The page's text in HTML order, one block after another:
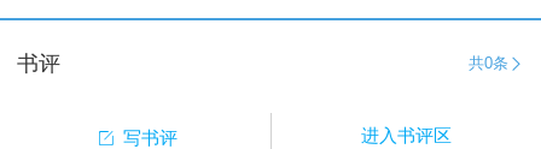
书评 共0条 
 写书评 进入书评区